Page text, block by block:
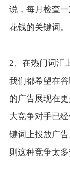
说，每月检查
花钱的关键词。
2、在热门词汇
我们都希望在
的广告展现在
大竞争对手已
键词上投放广
则这种竞争太